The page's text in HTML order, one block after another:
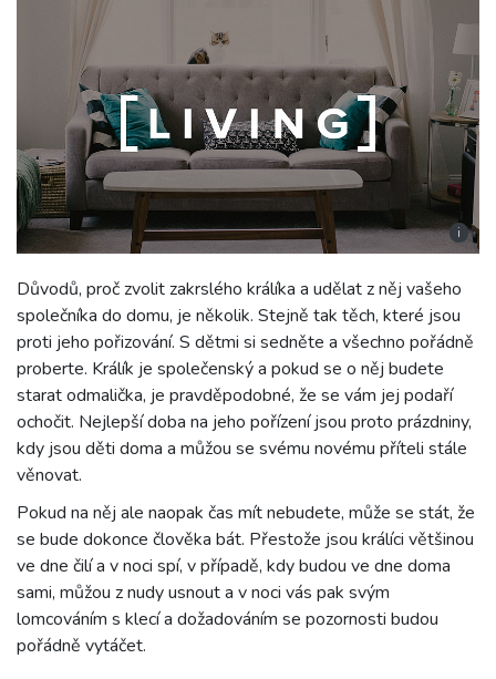
i
Důvodů, proč zvolit zakrslého králíka a udělat z něj vašeho
společníka do domu, je několik. Stejně tak těch, které jsou
proti jeho pořizování. S dětmi si sedněte a všechno pořádně
proberte. Králík je společenský a pokud se o něj budete
starat odmalička, je pravděpodobné, že se vám jej podaří
ochočit. Nejlepší doba na jeho pořízení jsou proto prázdniny,
kdy jsou děti doma a můžou se svému novému příteli stále
věnovat.
Pokud na něj ale naopak čas mít nebudete, může se stát, že
se bude dokonce člověka bát. Přestože jsou králíci většinou
ve dne čilí a v noci spí, v případě, kdy budou ve dne doma
sami, můžou z nudy usnout a v noci vás pak svým
lomcováním s klecí a dožadováním se pozornosti budou
pořádně vytáčet.